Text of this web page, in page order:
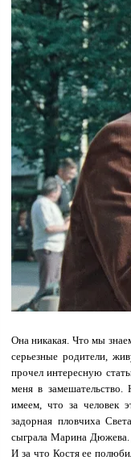
Она никакая. Что мы
серьезные родители,
прочел интересную
меня в замешательство.
имеем, что за человек
задорная пловчиха
сыграла Марина Дюжева.
И за что Костя ее